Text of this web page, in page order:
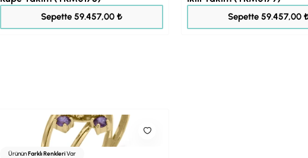
Sepette 59.457,00 ₺ Sepette 59.457,00
ÜrününFarklı RenkleriVar